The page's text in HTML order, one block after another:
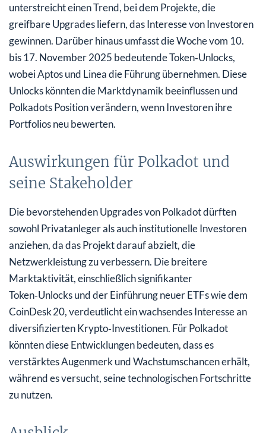
unterstreicht einen Trend, bei dem Projekte, die
greifbare Upgrades liefern, das Interesse von Investoren
gewinnen. Darüber hinaus umfasst die Woche vom 10.
bis 17. November 2025 bedeutende Token‑Unlocks,
wobei Aptos und Linea die Führung übernehmen. Diese
Unlocks könnten die Marktdynamik beeinflussen und
Polkadots Position verändern, wenn Investoren ihre
Portfolios neu bewerten.
Auswirkungen für Polkadot und
seine Stakeholder
Die bevorstehenden Upgrades von Polkadot dürften
sowohl Privatanleger als auch institutionelle Investoren
anziehen, da das Projekt darauf abzielt, die
Netzwerkleistung zu verbessern. Die breitere
Marktaktivität, einschließlich signifikanter
Token‑Unlocks und der Einführung neuer ETFs wie dem
CoinDesk 20, verdeutlicht ein wachsendes Interesse an
diversifizierten Krypto‑Investitionen. Für Polkadot
könnten diese Entwicklungen bedeuten, dass es
verstärktes Augenmerk und Wachstumschancen erhält,
während es versucht, seine technologischen Fortschritte
zu nutzen.